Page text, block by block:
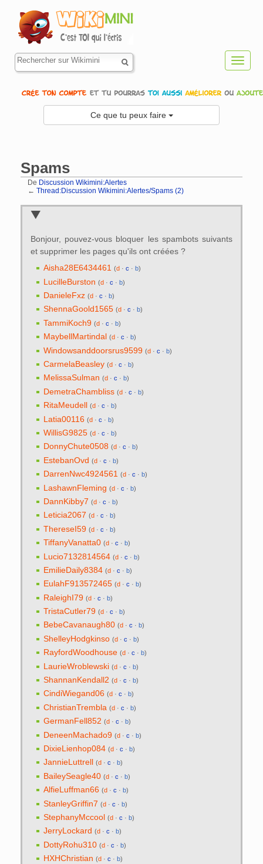
Ce que tu peux faire
Spams
De Discussion Wikimini:Alertes
← Thread:Discussion Wikimini:Alertes/Spams (2)
Bonjour, pouvez-vous bloquer les spambots suivants
et supprimer les pages qu'ils ont créées ?
Aisha28E6434461 (d ·c · b)
LucilleBurston (d ·c ·b)
DanieleFxz (d ·c ·b)
ShennaGoold1565 (d ·c · b)
TammiKoch9 (d ·c ·b)
MaybellMartindal (d ·c · b)
Windowsanddoorsrus9599‎‎ (d ·c ·b)
CarmelaBeasley (d ·c ·b)
MelissaSulman (d ·c · b)
DemetraChambliss (d ·c ·b)
RitaMeudell (d ·c · b)
Latia00116 (d ·c ·b)
WillisG9825 (d ·c ·b)
DonnyChute0508 (d ·c · b)
EstebanOvd (d ·c ·b)
DarrenNwc4924561 (d ·c ·b)
LashawnFleming (d ·c ·b)
DannKibby7 (d ·c ·b)
Leticia2067 (d ·c · b)
ThereseI59 (d ·c ·b)
TiffanyVanatta0 (d ·c ·b)
Lucio7132814564 (d ·c ·b)
EmilieDaily8384 (d ·c ·b)
EulahF913572465 (d ·c · b)
RaleighI79 (d ·c ·b)
TristaCutler79 (d ·c ·b)
BebeCavanaugh80 (d ·c · b)
ShelleyHodgkinso (d ·c ·b)
RayfordWoodhouse (d ·c · b)
LaurieWroblewski (d ·c ·b)
ShannanKendall2 (d ·c ·b)
CindiWiegand06 (d ·c · b)
ChristianTrembla (d ·c ·b)
GermanFell852 (d ·c ·b)
DeneenMachado9‎ (d ·c ·b)
DixieLienhop084 (d ·c ·b)
JannieLuttrell (d ·c · b)
BaileySeagle40 (d ·c ·b)
AlfieLuffman66 (d ·c ·b)
StanleyGriffin7 (d ·c ·b)
StephanyMccool (d ·c ·b)
JerryLockard (d ·c · b)
DottyRohu310 (d ·c ·b)
HXHChristian (d ·c ·b)